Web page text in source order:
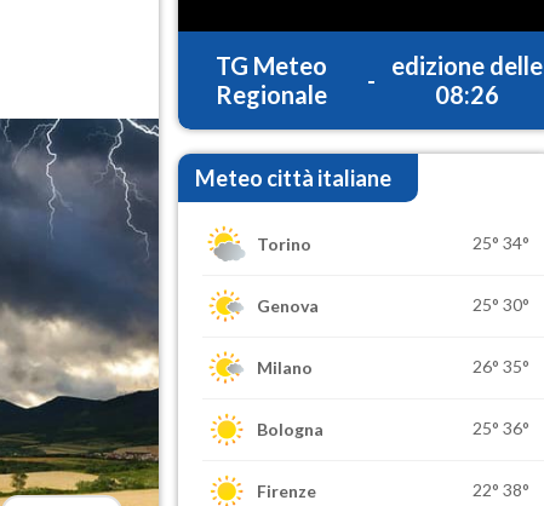
TG Meteo
Regionale
-
edizione delle
08:26
Meteo città italiane
Torino 25° 34°
Genova 25° 30°
Milano 26° 35°
Bologna 25° 36°
Firenze 22° 38°